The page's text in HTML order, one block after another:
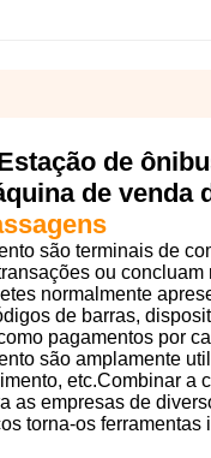
de
de venda
são terminais de
ou
normalmente
de barras,
pagamentos por
são amplamente
etc.Combinar
as empresas de
torna-os